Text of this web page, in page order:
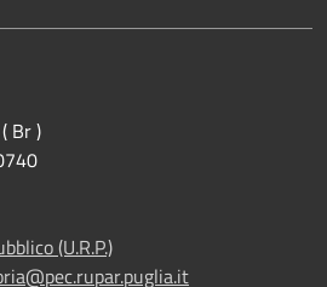
Br )
(U.R.P.)